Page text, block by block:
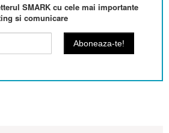
SMARK cu cele mai importante
si comunicare